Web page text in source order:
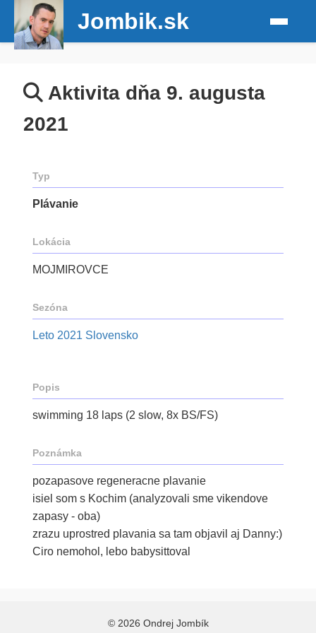
Jombik.sk
Aktivita dňa 9. augusta
2021
Typ
Plávanie
Lokácia
MOJMIROVCE
Sezóna
Leto 2021 Slovensko
Popis
swimming 18 laps (2 slow, 8x BS/FS)
Poznámka
pozapasove regeneracne plavanie
isiel som s Kochim (analyzovali sme vikendove
zapasy - oba)
zrazu uprostred plavania sa tam objavil aj Danny:)
Ciro nemohol, lebo babysittoval
© 2026 Ondrej Jombík